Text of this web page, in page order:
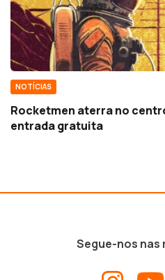
NOTÍCIAS
Rocketmen aterra no
entrada gratuita
Segue-nos nas